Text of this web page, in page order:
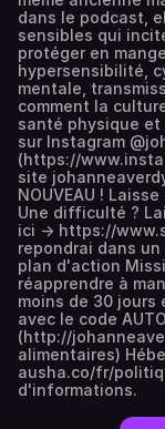
dans le podcast,
sensibles qui
protéger en
hypersensibilité,
mentale,
comment la
santé physique et
sur Instagram
(https://
site
NOUVEAU !
Une difficulté ?
ici → https://
repondrai dans un
plan d'action
réapprendre à
moins de 30 jours
avec le code
(http://
alimentaires)
ausha.co/fr/
d'informations.